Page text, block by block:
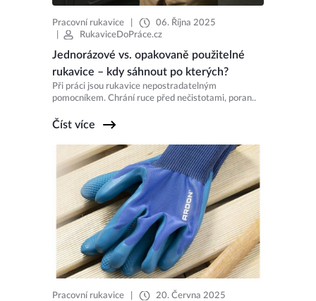
Pracovní rukavice
06. Října 2025
RukaviceDoPráce.cz
Jednorázové vs. opakovaně použitelné
rukavice – kdy sáhnout po kterých?
Při práci jsou rukavice nepostradatelným
pomocníkem. Chrání ruce před nečistotami, poran..
Číst více
Pracovní rukavice
20. Června 2025